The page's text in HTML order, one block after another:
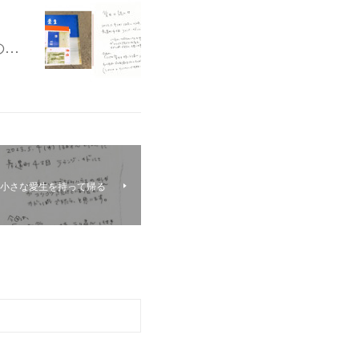
…
さな愛生を持って帰る